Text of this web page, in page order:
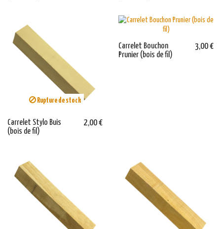
Rupture de stock
Carrelet Stylo Buis
(bois de fil)
2,00 €
Carrelet Bouchon
Prunier (bois de fil)
3,00 €